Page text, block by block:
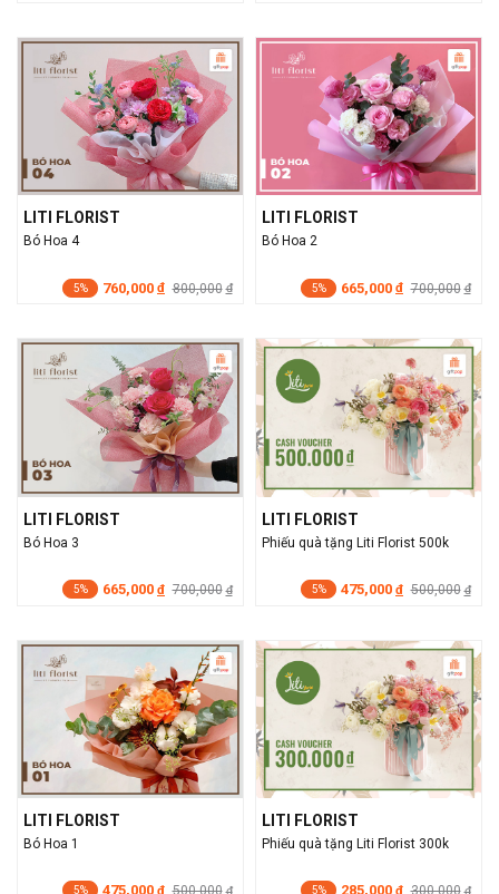
LITI FLORIST
Bó Hoa 4
5% 760,000 đ 800,000 đ
LITI FLORIST
Bó Hoa 2
5% 665,000 đ 700,000 đ
LITI FLORIST
Bó Hoa 3
5% 665,000 đ 700,000 đ
LITI FLORIST
Phiếu quà tặng Liti Florist 500k
5% 475,000 đ 500,000 đ
LITI FLORIST
Bó Hoa 1
5% 475,000 đ 500,000
LITI FLORIST
Phiếu quà tặng Liti Florist 300k
5% 285,000 đ 300,000